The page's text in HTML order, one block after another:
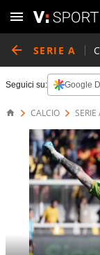
SERIE A
Seguici su: Google
CALCIO SERIE